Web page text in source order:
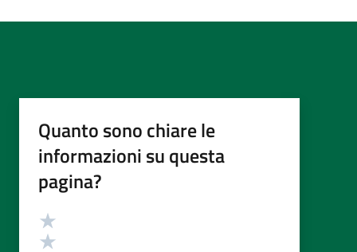
Quanto sono chiare le
informazioni su questa
pagina?
Valutazione